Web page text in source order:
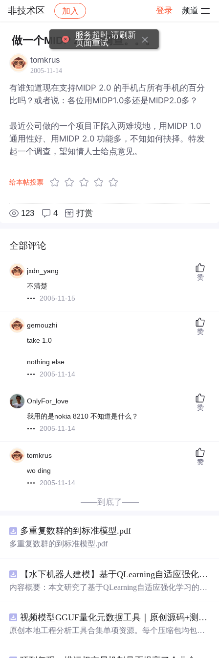
非技术区 加入 登录 频道
社区 非技术区 帖子详情
做一个MIDP 2.0 的调查。。。
tomkrus
2005-11-14
有谁知道现在支持MIDP 2.0 的手机占所有手机的百分
比吗？或者说：各位用MIDP1.0多还是MIDP2.0多？
最近公司做的一个项目正陷入两难境地，用MIDP 1.0
通用性好、用MIDP 2.0 功能多，不知如何抉择。特发
起一个调查，望知情人士给点意见。
给本帖投票
123 4 打赏
全部评论
jxdn_yang
不清楚
2005-11-15
赞
gemouzhi
take 1.0
nothing else
2005-11-14
赞
OnlyFor_love
我用的是nokia 8210 不知道是什么？
2005-11-14
赞
tomkrus
wo ding
2005-11-14
赞
——到底了——
多重复数群的到标准模型.pdf
多重复数群的到标准模型.pdf
【水下机器人建模】基于QLearning自适应强化学习PID控制器在AUV中的应用研究（Matlab代码实现）
内容概要：本文研究了基于QLearning自适应强化学习的PI
探讨了将强化学习算法QLearning与传统PID控制相结合的
方法，以提升AUV在复杂、时变及非线性水下环境中的自
视频模型GGUF量化元数据工具｜原创源码+测试+离线报告
原创本地工程分析工具合集单项资源。每个压缩包均包含
服务超时,请刷新
页面重试